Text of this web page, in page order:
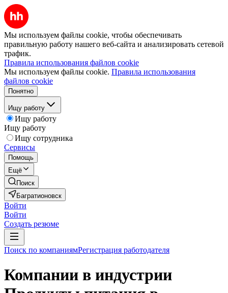
Мы используем файлы cookie, чтобы обеспечивать
правильную работу нашего веб-сайта и анализировать сетевой
трафик.
Правила использования файлов cookie
Мы используем файлы cookie. Правила использования
файлов cookie
Понятно
Ищу работу
Ищу работу
Ищу работу
Ищу сотрудника
Сервисы
Помощь
Ещё
Поиск
Багратионовск
Войти
Войти
Создать резюме
Поиск по компаниямРегистрация работодателя
Компании в индустрии